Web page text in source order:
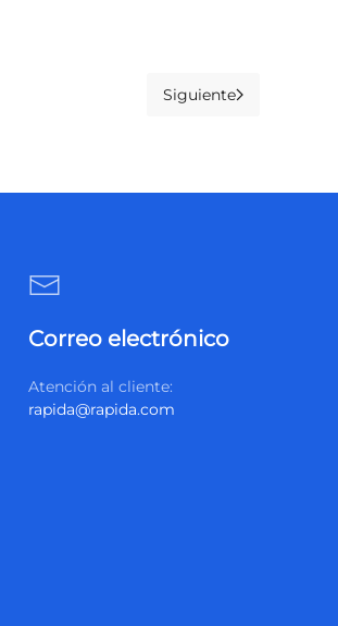
Siguiente
Correo electrónico
Atención al cliente:
rapida@rapida.com